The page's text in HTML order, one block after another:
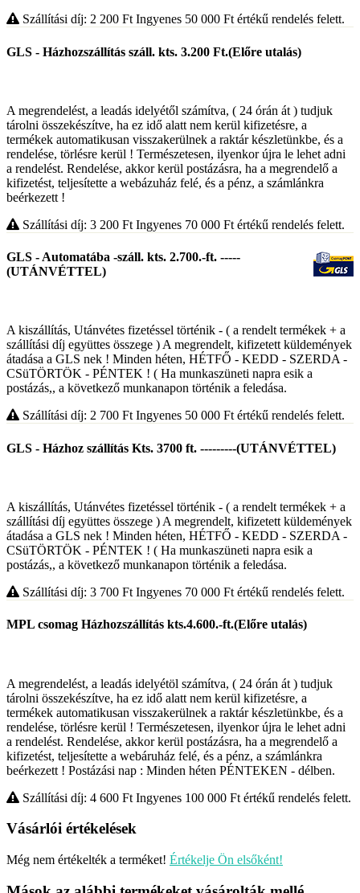
Szállítási díj: 2 200 Ft Ingyenes 50 000 Ftértékű rendelés felett.
GLS - Házhozszállítás száll. kts. 3.200 Ft.(Előre utalás)
A megrendelést, a leadás idelyétől számítva, ( 24 órán át ) tudjuk
tárolni összekészítve, ha ez idő alatt nem kerül kifizetésre, a
termékek automatikusan visszakerülnek a raktár készletünkbe, és a
rendelése, törlésre kerül ! Természetesen, ilyenkor újra le lehet adni
a rendelést. Rendelése, akkor kerül postázásra, ha a megrendelő a
kifizetést, teljesítette a webázuház felé, és a pénz, a számlánkra
beérkezett !
Szállítási díj: 3 200 Ft Ingyenes 70 000 Ft értékű rendelés felett.
GLS - Automatába -száll. kts. 2.700.-ft. -----
(UTÁNVÉTTEL)
A kiszállítás, Utánvétes fizetéssel történik - ( a rendelt termékek + a
szállítási díj együttes összege ) A megrendelt, kifizetett küldemények
átadása a GLS nek ! Minden héten, HÉTFŐ - KEDD - SZERDA -
CSüTÖRTÖK - PÉNTEK ! ( Ha munkaszüneti napra esik a
postázás,, a következő munkanapon történik a feledása.
Szállítási díj: 2 700 Ft Ingyenes 50 000 Ftértékű rendelés felett.
GLS - Házhoz szállítás Kts. 3700 ft. ---------(UTÁNVÉTTEL)
A kiszállítás, Utánvétes fizetéssel történik - ( a rendelt termékek + a
szállítási díj együttes összege ) A megrendelt, kifizetett küldemények
átadása a GLS nek ! Minden héten, HÉTFŐ - KEDD - SZERDA -
CSüTÖRTÖK - PÉNTEK ! ( Ha munkaszüneti napra esik a
postázás,, a következő munkanapon történik a feledása.
Szállítási díj: 3 700 Ft Ingyenes 70 000 Ft értékű rendelés felett.
MPL csomag Házhozszállítás kts.4.600.-ft.(Előre utalás)
A megrendelést, a leadás idelyétöl számítva, ( 24 órán át ) tudjuk
tárolni összekészítve, ha ez idő alatt nem kerül kifizetésre, a
termékek automatikusan visszakerülnek a raktár készletünkbe, és a
rendelése, törlésre kerül ! Természetesen, ilyenkor újra le lehet adni
a rendelést. Rendelése, akkor kerül postázásra, ha a megrendelő a
kifizetést, teljesítette a webáruház felé, és a pénz, a számlánkra
beérkezett ! Postázási nap : Minden héten PÉNTEKEN - délben.
Szállítási díj: 4 600 Ft Ingyenes 100 000 Ft értékű rendelés felett.
Vásárlói értékelések
Még nem értékelték a terméket! Értékelje Ön elsőként!